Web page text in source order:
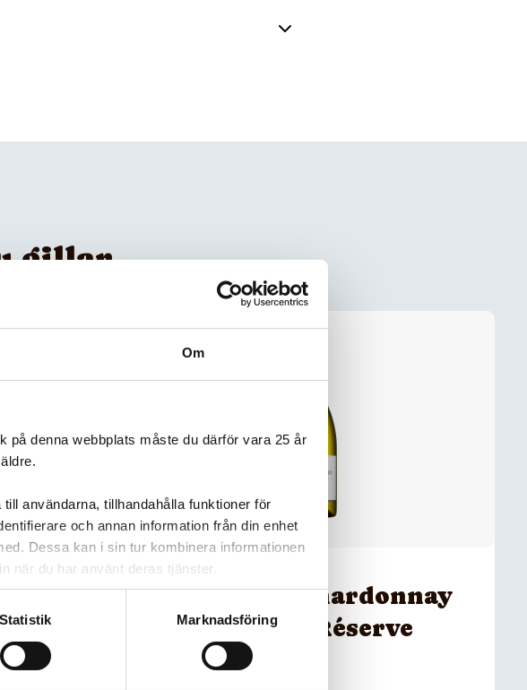
Om
på denna webbplats måste du därför vara 25 år
användarna, tillhandahålla funktioner för
och annan information från din enhet
Dessa kan i sin tur kombinera informationen
när du har använt deras tjänster.
Statistik Marknadsföring
gillar
Ropiteau Chardonnay
Grande Réserve